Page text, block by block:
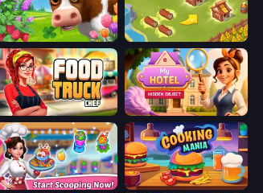
Country Life Meadows Castle Craft
Food Truck Chef™: A Fun Cooking Game Hidden Object: My Hotel
Ice Cream Fever: Cooking Game Cooking Mania